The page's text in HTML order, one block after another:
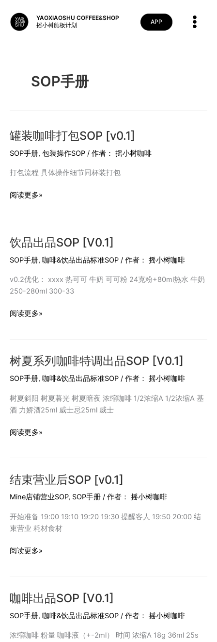
YAOXIAOSHU COFFEE&SHOP
摇小树舢板计划
APP
SOP手册
罐装咖啡打包SOP [v0.1]
SOP手册, 包装操作SOP / 作者： 摇小树咖啡
打包流程 具体操作细节同杯装打包
罐
打
SOP
[v0.1]
阅读更多»
饮品出品SOP [V0.1]
SOP手册, 咖啡&饮品出品标准SOP / 作者： 摇小树咖啡
v0.2优化： xxxx 热可可 牛奶 可可粉 24克粉+80ml热水 牛奶
250-280ml 300-33
饮
SOP
阅读更多»
树夏系列咖啡特调出品SOP [V0.1]
SOP手册, 咖啡&饮品出品标准SOP / 作者： 摇小树咖啡
树夏斜阳 树夏暮光 树夏暗夜 浓缩咖啡 1/2浓缩A 1/2浓缩A 基
酒 力娇酒25ml 威士忌25ml 威士
树
咖
特
调
出
SOP
阅读更多»
结束营业后SOP [v0.1]
Mine店铺营业SOP, SOP手册 / 作者： 摇小树咖啡
开始准备 19:00 19:10 19:20 19:30 提醒客人 19:50 20:00 结
束营业 耗材食材
结
后
[v0.1]
阅读更多»
咖啡出品SOP [V0.1]
SOP手册, 咖啡&饮品出品标准SOP / 作者： 摇小树咖啡
浓缩咖啡 粉量 咖啡液（+-2ml） 时间 浓缩A 18g 36ml 25s